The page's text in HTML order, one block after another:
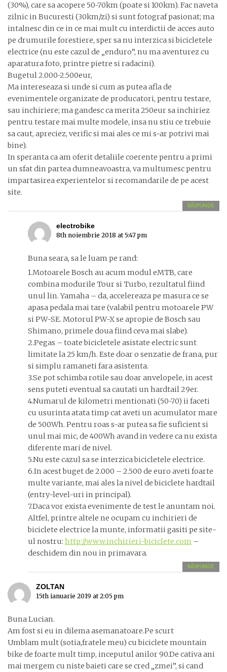
(30%), care sa acopere 50-70km (poate si 100km). Fac naveta
zilnic in Bucuresti (30km/zi) si sunt fotograf pasionat; ma
intalnesc din ce in ce mai mult cu interdictii de acces auto
pe drumurile forestiere, sper sa nu interzica si bicicletele
electrice (nu este cazul de „enduro”, nu ma aventurez cu
aparatura foto, printre pietre si radacini).
Bugetul 2.000-2.500eur,
Ma intereseaza si unde si cum as putea afla de
evenimentele organizate de producatori, pentru testare,
sau inchiriere; ma gandesc ca merita 250eur sa inchiriez
pentru testare mai multe modele, insa nu stiu ce trebuie
sa caut, apreciez, verific si mai ales ce mi s-ar potrivi mai
bine).
In speranta ca am oferit detaliile coerente pentru a primi
un sfat din partea dumneavoastra, va multumesc pentru
impartasirea experientelor si recomandarile de pe acest
site.
RĂSPUNDE
electrobike
8th noiembrie 2018 at 5:47 pm
Buna seara, sa le luam pe rand:
1.Motoarele Bosch au acum modul eMTB, care
combina modurile Tour si Turbo, rezultatul fiind
unul lin. Yamaha – da, accelereaza pe masura ce se
apasa pedala mai tare (valabil pentru motoarele PW
si PW-SE. Motorul PW-X se apropie de Bosch sau
Shimano, primele doua fiind ceva mai slabe).
2.Pegas – toate bicicletele asistate electric sunt
limitate la 25 km/h. Este doar o senzatie de frana, pur
si simplu ramaneti fara asistenta.
3.Se pot schimba rotile sau doar anvelopele, in acest
sens puteti eventual sa cautati un hardtail 29er.
4.Numarul de kilometri mentionati (50-70) ii faceti
cu usurinta atata timp cat aveti un acumulator mare
de 500Wh. Pentru roas s-ar putea sa fie suficient si
unul mai mic, de 400Wh avand in vedere ca nu exista
diferente mari de nivel.
5.Nu este cazul sa se interzica bicicletele electrice.
6.In acest buget de 2.000 – 2.500 de euro aveti foarte
multe variante, mai ales la nivel de biciclete hardtail
(entry-level-uri in principal).
7.Daca vor exista evenimente de test le anuntam noi.
Altfel, printre altele ne ocupam cu inchirieri de
biciclete electrice la munte, informatii gasiti pe site-
ul nostru: http://www.inchirieri-biciclete.com –
deschidem din nou in primavara.
RĂSPUNDE
ZOLTAN
15th ianuarie 2019 at 2:05 pm
Buna Lucian.
Am fost si eu in dilema asemanatoare.Pe scurt
Umblam mult (sotia,fratele meu) cu biciclete mountain
bike de foarte mult timp, inceputul anilor 90.De cativa ani
mai mergem cu niste baieti care se cred „zmei”, si cand